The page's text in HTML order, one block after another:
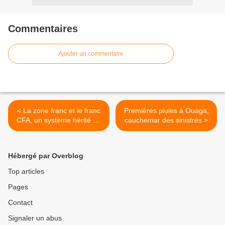
Commentaires
Ajouter un commentaire
< La zone franc et le franc
CFA, un système hérité de
la colonisation
Premières pluies à Ouaga,
cauchemar des sinistrés >
Hébergé par Overblog
Top articles
Pages
Contact
Signaler un abus